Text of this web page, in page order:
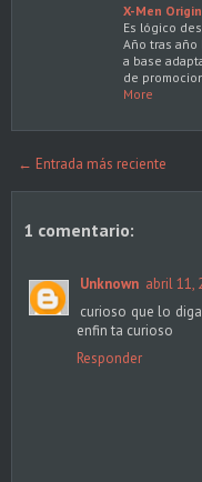
X-Men
Es lógico
Año tras
a base
de
More
← Entrada más reciente
1 comentario:
Unknown abril 11,
curioso que lo
enfin ta curioso
Responder